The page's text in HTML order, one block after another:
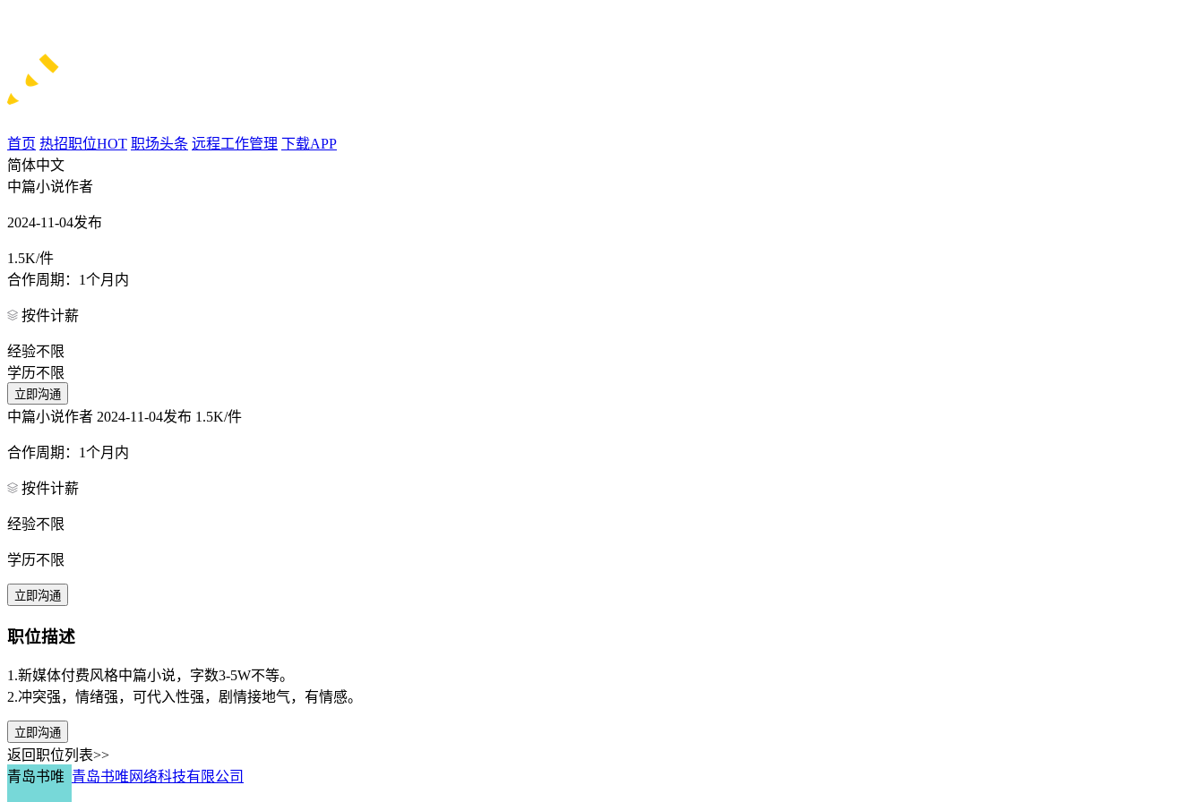
首页 热招职位HOT 职场头条 远程工作管理 下载APP
简体中文
中篇小说作者
2024-11-04发布
1.5K/件
合作周期：1个月内
按件计薪
经验不限
学历不限
立即沟通
中篇小说作者 2024-11-04发布 1.5K/件
合作周期：1个月内
按件计薪
经验不限
学历不限
立即沟通
职位描述
1.新媒体付费风格中篇小说，字数3-5W不等。
2.冲突强，情绪强，可代入性强，剧情接地气，有情感。
立即沟通
返回职位列表>>
青岛书唯 青岛书唯网络科技有限公司